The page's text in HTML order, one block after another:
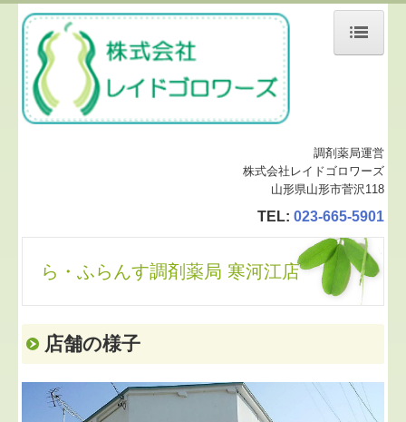
ホーム
ら・ふらんす調剤薬局
西川店
しあわせ調剤薬局
調剤薬局運営
株式会社レイドゴロワーズ
山形県山形市菅沢118
TEL: 023-665-5901
ら・ふらんす調剤薬局 寒河江店
店舗の様子